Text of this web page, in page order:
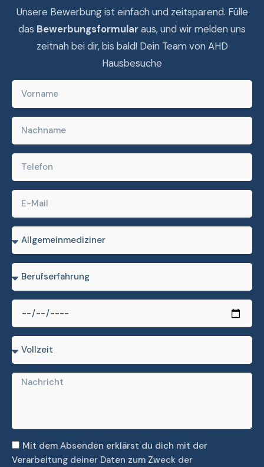
Unsere Bewerbung ist einfach und zeitsparend. Fülle
das Bewerbungsformularaus, und wir melden uns
zeitnah bei dir, bis bald! Dein Team von AHD
Hausbesuche
Mit dem Absenden erklärst du dich mit der
Verarbeitung deiner Daten zum Zweck der